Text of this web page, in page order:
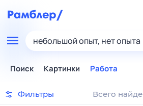
небольшой опыт, нет опыта
Поиск Картинки Работа
Фильтры Всего